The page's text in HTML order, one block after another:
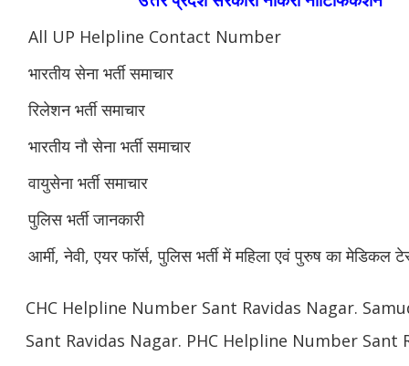
All UP Helpline Contact Number
भारतीय सेना भर्ती समाचार
रिलेशन भर्ती समाचार
भारतीय नौ सेना भर्ती समाचार
वायुसेना भर्ती समाचार
पुलिस भर्ती जानकारी
आर्मी, नेवी, एयर फाॅर्स, पुलिस भर्ती में महिला एवं पुरुष का मेडिकल
CHC Helpline Number Sant Ravidas Nagar.
Sant Ravidas Nagar. PHC Helpline Number Sant